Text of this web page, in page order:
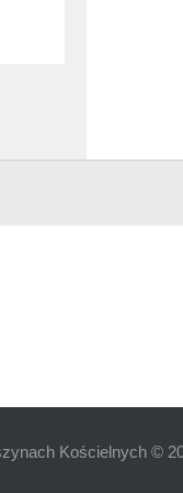
Kościelnych ©